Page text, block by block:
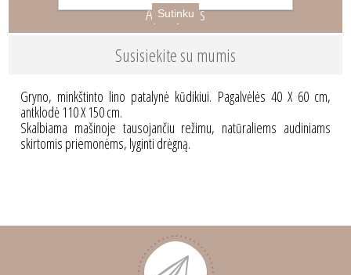
Aprašymas
Susisiekite su mumis
Gryno, minkštinto lino patalynė kūdikiui. Pagalvėlės 40 X 60 cm,
antklodė 110 X 150 cm.
Skalbiama mašinoje tausojančiu režimu, natūraliems audiniams
skirtomis priemonėms, lyginti drėgną.
Sutinku